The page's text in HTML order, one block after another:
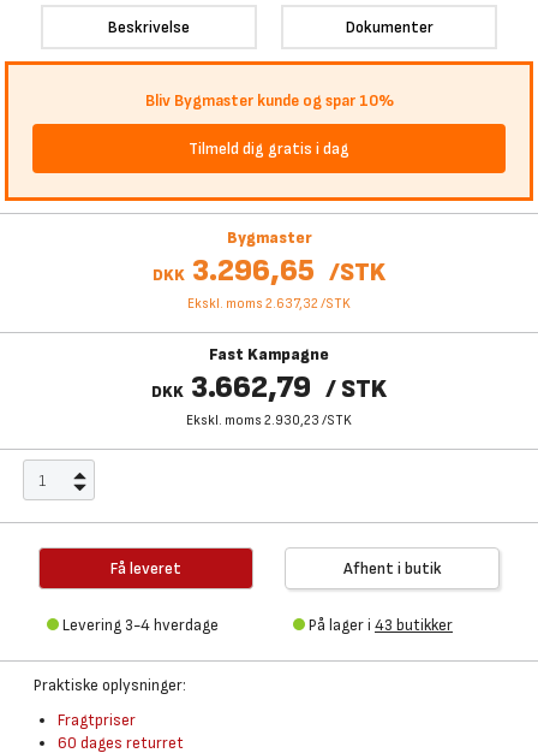
Beskrivelse Dokumenter
Bliv Bygmaster kunde og spar 10%
Tilmeld dig gratis i dag
Bygmaster
DKK 3.296,65 /STK
Ekskl. moms 2.637,32 /STK
Fast Kampagne
DKK 3.662,79 /STK
Ekskl. moms 2.930,23 /STK
Få leveret
Levering 3-4 hverdage
Afhent i butik
På lager i 43 butikker
Praktiske oplysninger:
Fragtpriser
60 dages returret